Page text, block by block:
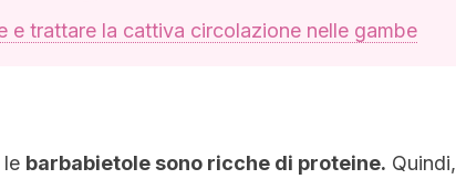
e trattare la cattiva circolazione nelle gambe
le barbabietole sono ricche di proteine. Quindi,